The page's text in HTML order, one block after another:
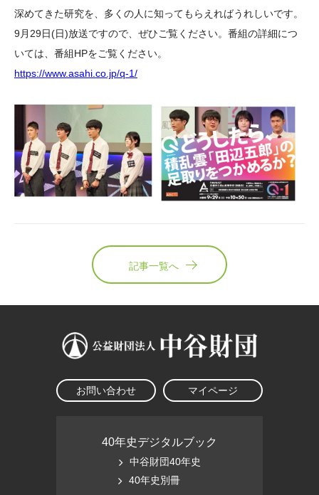
深めてきた研究を、多くの人に知ってもらえればうれしいです。
9月29日(日)放送ですので、ぜひご覧ください。番組の詳細につ
いては、番組HPをご覧ください。
https://www.asahi.co.jp/q-1/
記事一覧へ
お問い合わせ マイページ
40年史デジタルブック
中谷財団40年史
40年史別冊